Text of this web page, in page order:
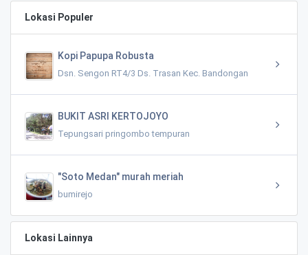
Lokasi Populer
Kopi Papupa Robusta
Dsn. Sengon RT4/3 Ds. Trasan Kec. Bandongan
BUKIT ASRI KERTOJOYO
Tepungsari pringombo tempuran
"Soto Medan" murah meriah
bumirejo
Lokasi Lainnya